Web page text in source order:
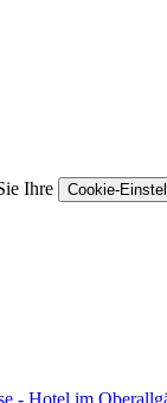
Ihre Cookie-